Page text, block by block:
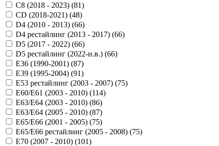
C8 (2018 - 2023) (81)
CD (2018-2021) (48)
D4 (2010 - 2013) (66)
D4 рестайлинг (2013 - 2017) (66)
D5 (2017 - 2022) (66)
D5 рестайлинг (2022-н.в.) (66)
E36 (1990-2001) (87)
E39 (1995-2004) (91)
E53 рестайлинг (2003 - 2007) (75)
E60/E61 (2003 - 2010) (114)
E63/E64 (2003 - 2010) (86)
E63/E64 (2005 - 2010) (87)
E65/E66 (2001 - 2005) (75)
E65/E66 рестайлинг (2005 - 2008) (75)
E70 (2007 - 2010) (101)